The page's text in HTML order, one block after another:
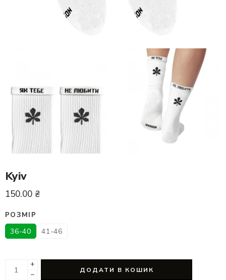
Kyiv
150.00 ₴
РОЗМІР
36-40 41-46
+
−
ДОДАТИ В КОШИК